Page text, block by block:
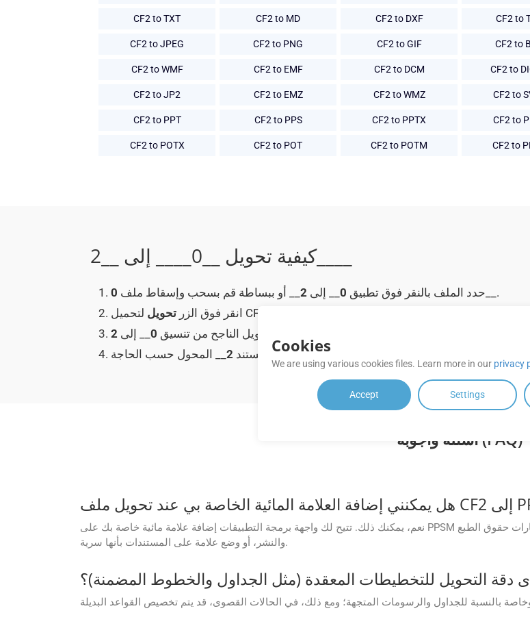
CF2 to TXT CF2 to MD CF2 to DXF CF2 to
CF2 to JPEG CF2 to PNG CF2 to GIF CF2 to
CF2 to WMF CF2 to EMF CF2 to DCM CF2 to
CF2 to JP2 CF2 to EMZ CF2 to WMZ CF2 to
CF2 to PPT CF2 to PPS CF2 to PPTX CF2 to
CF2 to POTX CF2 to POT CF2 to POTM CF2 to
كيفية تحويل __0____ إلى __2____
حدد الملف بالنقر فوق تطبيق 0 __ إلى 2 __ أو ببساطة قم بسحب وإسقاط ملف 0
__.
انقر فوق الزر تحويل
انقر فوق الزر “حفظ” عندما يظهر بعد التحويل الناجح من تنسيق 0 __ إلى 2
هذا كل شيء! يمكنك استخدام مستند 2
أسئلة وأجوبة (FAQ)
نعم، يمكنك ذلك. تتيح لك واجهة برمجة التطبيقات إضافة علامة مائية خاصة بك على PPSM أثناء التحويل. إنها طريقة رائعة لإضافة علامتك التجارية، أو إضافة إشعارات حقوق الطبع
والنشر، أو وضع علامة على المستندات بأنها سرية.
دقة التحويل للتخطيطات المعقدة (مثل الجداول والخطوط المضمنة)؟
Cookies
We are using various cookies files. Learn more in our privacy
Accept Settings